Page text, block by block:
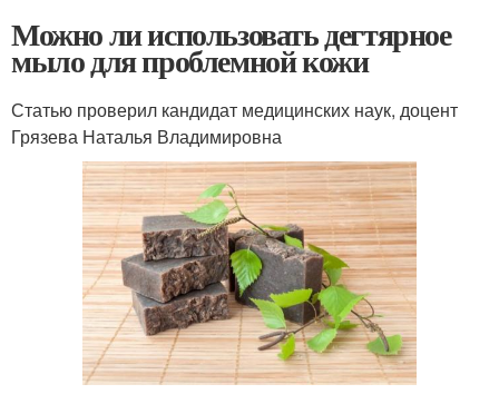
Можно ли использовать дегтярное
мыло для проблемной кожи
Статью проверил кандидат медицинских наук, доцент
Грязева Наталья Владимировна